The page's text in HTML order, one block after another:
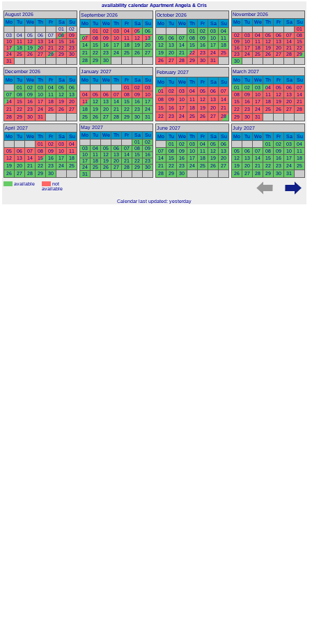
availability calendar Apartment Angela & Cris
August 2026
Mo
Tu We Th Fr Sa Su
01
02
03
04 05 06 07 08
09
10
11 12 13 14 15
16
17
18 19 20 21 22
23
24
25 26 27 28 29
30
31
September 2026
Mo
Tu We Th Fr Sa Su
01 02 03 04 05
06
07
08 09 10 11 12
13
14
15 16 17 18 19
20
21
22 23 24 25 26
27
28
29 30
October 2026
Mo
Tu We Th Fr Sa Su
01 02 03
04
05
06 07 08 09 10
11
12
13 14 15 16 17
18
19
20 21 22 23 24
25
26
27 28 29 30 31
November 2026
Mo
Tu We Th Fr Sa Su
01
02
03 04 05 06 07
08
09
10 11 12 13 14
15
16
17 18 19 20 21
22
23
24 25 26 27 28
29
30
December 2026
Mo
Tu We Th Fr Sa Su
01 02 03 04 05
06
07
08 09 10 11 12
13
14
15 16 17 18 19
20
21
22 23 24 25 26
27
28
29 30 31
January 2027
Mo
Tu We Th Fr Sa Su
01 02
03
04
05 06 07 08 09
10
11
12 13 14 15 16
17
18
19 20 21 22 23
24
25
26 27 28 29 30 31
February 2027
Mo
Tu We Th Fr Sa Su
01 02 03 04 05 06
07
08
09 10 11 12 13
14
15
16 17 18 19 20
21
22
23 24 25 26 27 28
March 2027
Mo
Tu We Th Fr Sa Su
01 02 03 04 05 06
07
08
09 10 11 12 13
14
15
16 17 18 19 20
21
22
23 24 25 26 27
28
29
30 31
April 2027
Mo
Tu We Th Fr Sa Su
01 02 03
04
05
06 07 08 09 10
11
12
13 14 15 16 17
18
19
20 21 22 23 24
25
26
27 28 29 30
May 2027
Mo
Tu We Th Fr Sa Su
01
02
03
04 05 06 07 08
09
10
11 12 13 14 15
16
17
18 19 20 21 22
23
24
25 26 27 28 29
30
31
June 2027
Mo
Tu We Th Fr Sa Su
01 02 03 04 05
06
07
08 09 10 11 12
13
14
15 16 17 18 19
20
21
22 23 24 25 26
27
28
29 30
July 2027
Mo
Tu We Th Fr Sa Su
01 02 03
04
05
06 07 08 09 10
11
12
13 14 15 16 17
18
19
20 21 22 23 24
25
26
27 28 29 30 31
available
not
available
Calendar last updated: yesterday